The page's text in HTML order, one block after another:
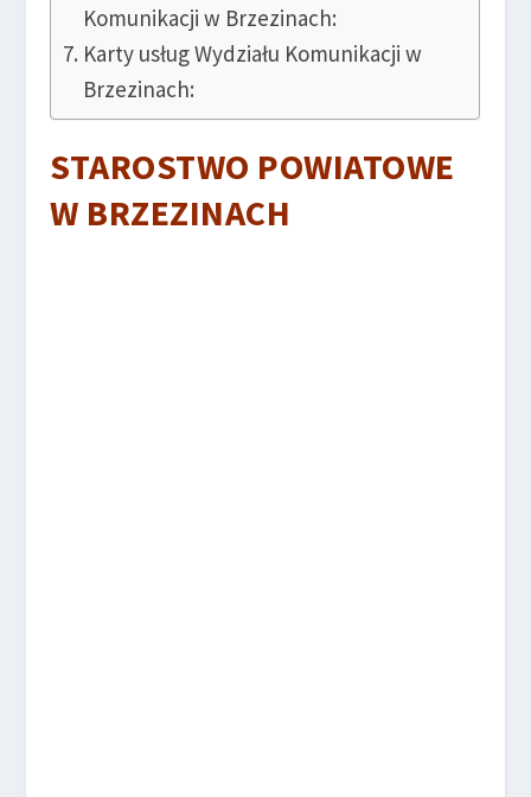
Komunikacji w Brzezinach:
Karty usług Wydziału Komunikacji w
Brzezinach:
STAROSTWO POWIATOWE
W BRZEZINACH